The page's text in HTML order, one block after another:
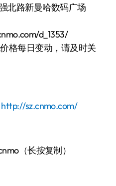
北路新曼哈数码广场
d_1353/
格每日变动，请及时关
http://sz.cnmo.com/
（长按复制）